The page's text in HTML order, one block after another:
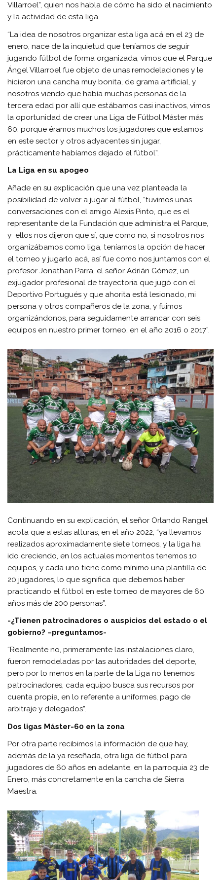
Villarroel”, quien nos habla de cómo ha sido el nacimiento
y la actividad de esta liga.
“La idea de nosotros organizar esta liga acá en el 23 de
enero, nace de la inquietud que teníamos de seguir
jugando fútbol de forma organizada, vimos que el Parque
Ángel Villarroel fue objeto de unas remodelaciones y le
hicieron una cancha muy bonita, de grama artificial, y
nosotros viendo que había muchas personas de la
tercera edad por allí que estábamos casi inactivos, vimos
la oportunidad de crear una Liga de Fútbol Máster más
60, porque éramos muchos los jugadores que estamos
en este sector y otros adyacentes sin jugar,
prácticamente habíamos dejado el fútbol”.
La Liga en su apogeo
Añade en su explicación que una vez planteada la
posibilidad de volver a jugar al fútbol, “tuvimos unas
conversaciones con el amigo Alexis Pinto, que es el
representante de la Fundación que administra el Parque,
y ellos nos dijeron que sí, que como no, si nosotros nos
organizábamos como liga, teníamos la opción de hacer
el torneo y jugarlo acá, así fue como nos juntamos con el
profesor Jonathan Parra, el señor Adrián Gómez, un
exjugador profesional de trayectoria que jugó con el
Deportivo Portugués y que ahorita está lesionado, mi
persona y otros compañeros de la zona, y fuimos
organizándonos, para seguidamente arrancar con seis
equipos en nuestro primer torneo, en el año 2016 o 2017”.
Continuando en su explicación, el señor Orlando Rangel
acota que a estas alturas, en el año 2022, “ya llevamos
realizados aproximadamente siete torneos, y la liga ha
ido creciendo, en los actuales momentos tenemos 10
equipos, y cada uno tiene como mínimo una plantilla de
20 jugadores, lo que significa que debemos haber
practicando el fútbol en este torneo de mayores de 60
años más de 200 personas”.
-¿Tienen patrocinadores o auspicios del estado o el
gobierno? –preguntamos-
“Realmente no, primeramente las instalaciones claro,
fueron remodeladas por las autoridades del deporte,
pero por lo menos en la parte de la Liga no tenemos
patrocinadores, cada equipo busca sus recursos por
cuenta propia, en lo referente a uniformes, pago de
arbitraje y delegados”.
Dos ligas Máster-60 en la zona
Por otra parte recibimos la información de que hay,
además de la ya reseñada, otra liga de fútbol para
jugadores de 60 años en adelante, en la parroquia 23 de
Enero, más concretamente en la cancha de Sierra
Maestra.